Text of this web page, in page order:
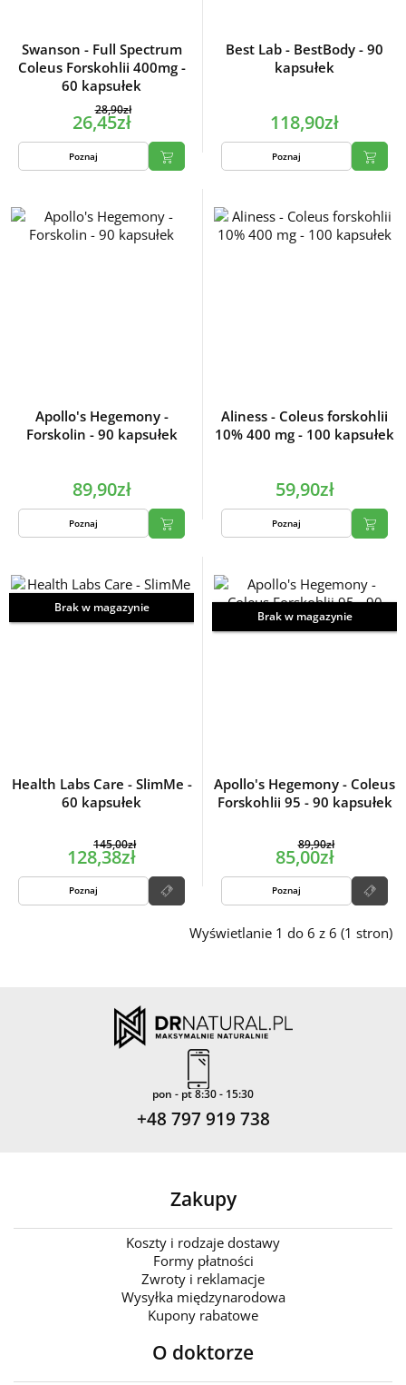
Swanson - Full Spectrum
Coleus Forskohlii 400mg -
60 kapsułek
28,90zł
26,45zł
Poznaj
Best Lab - BestBody - 90
kapsułek
118,90zł
Poznaj
Apollo's Hegemony -
Forskolin - 90 kapsułek
89,90zł
Poznaj
Aliness - Coleus forskohlii
10% 400 mg - 100 kapsułek
59,90zł
Poznaj
Brak w magazynie
Health Labs Care - SlimMe -
60 kapsułek
145,00zł
128,38zł
Poznaj
Brak w magazynie
Apollo's Hegemony - Coleus
Forskohlii 95 - 90 kapsułek
89,90zł
85,00zł
Poznaj
Wyświetlanie 1 do 6 z 6 (1 stron)
pon - pt 8:30 - 15:30
+48 797 919 738
Zakupy
Koszty i rodzaje dostawy
Formy płatności
Zwroty i reklamacje
Wysyłka międzynarodowa
Kupony rabatowe
O doktorze